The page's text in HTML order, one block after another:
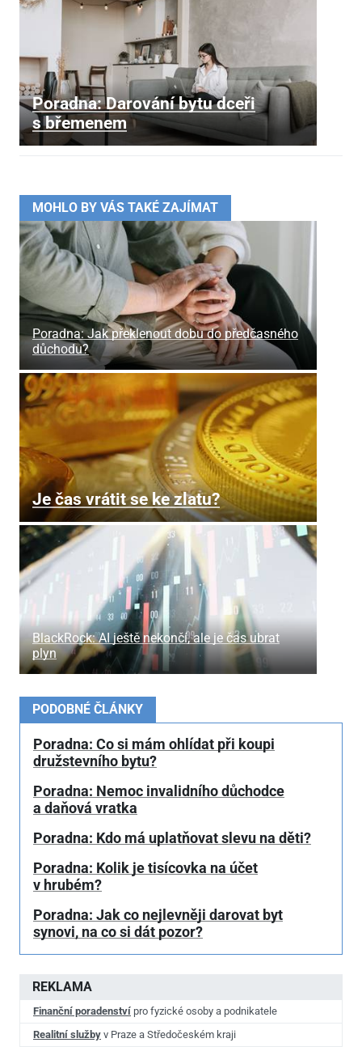
Poradna: Darování bytu dceři
s břemenem
MOHLO BY VÁS TAKÉ ZAJÍMAT
Poradna: Jak překlenout dobu do předčasného
důchodu?
Je čas vrátit se ke zlatu?
BlackRock: AI ještě nekončí, ale je čas ubrat
plyn
REKLAMA
Finanční poradenství pro fyzické osoby a podnikatele
Realitní služby v Praze a Středočeském kraji
PODOBNÉ ČLÁNKY
Poradna: Co si mám ohlídat při koupi
družstevního bytu?
Poradna: Nemoc invalidního důchodce
a daňová vratka
Poradna: Kdo má uplatňovat slevu na děti?
Poradna: Kolik je tisícovka na účet
v hrubém?
Poradna: Jak co nejlevněji darovat byt
synovi, na co si dát pozor?